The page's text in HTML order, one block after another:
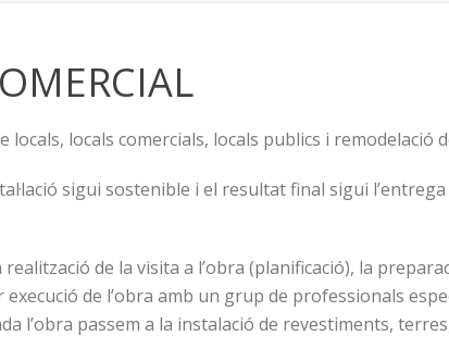
locals comercials, locals publics i remodelació
sigui sostenible i el resultat final sigui l’entrega
de la visita a l’obra (planificació), la
de l’obra amb un grup de professionals
l’obra passem a la instalació de revestiments,